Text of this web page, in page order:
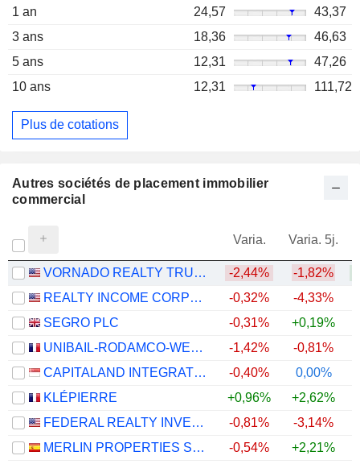
1 an
24,57
43,37
3 ans
18,36
46,63
5 ans
12,31
47,26
10 ans
12,31 111,72
Plus de cotations
Autres sociétés de placement immobilier
commercial
Varia. Varia. 5j.
VORNADO REALTY TRUST -2,44% -1,82%
REALTY INCOME CORPORATION
-0,32% -4,33%
SEGRO PLC
-0,31% +0,19%
UNIBAIL-RODAMCO-WESTFIELD SE
-1,42% -0,81%
CAPITALAND INTEGRATED COMMERCIAL TRUST
-0,40% 0,00%
KLÉPIERRE
+0,96% +2,62%
FEDERAL REALTY INVESTMENT TRUST
-0,81% -3,14%
MERLIN PROPERTIES SOCIMI, S.A.
-0,54% +2,21%